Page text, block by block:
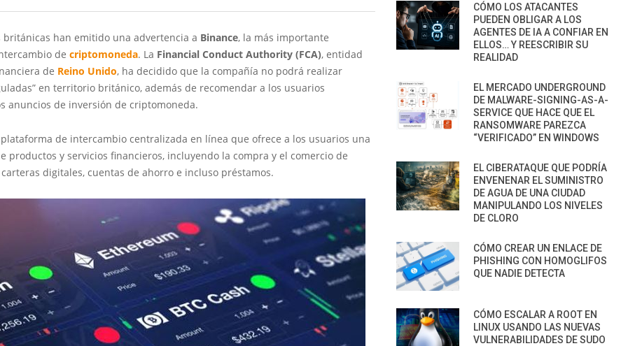
británicas han emitido una advertencia a Binance, la más importante
de criptomoneda. La Financial Conduct Authority (FCA), entidad
de Reino Unido, ha decidido que la compañía no podrá realizar
en territorio británico, además de recomendar a los usuarios
anuncios de inversión de criptomoneda.
de intercambio centralizada en línea que ofrece a los usuarios una
productos y servicios financieros, incluyendo la compra y el comercio de
digitales, cuentas de ahorro e incluso préstamos.
CÓMO LOS ATACANTES
PUEDEN OBLIGAR A LOS
AGENTES DE IA A CONFIAR EN
ELLOS… Y REESCRIBIR SU
REALIDAD
EL MERCADO UNDERGROUND
DE MALWARE-SIGNING-AS-A-
SERVICE QUE HACE QUE EL
RANSOMWARE PAREZCA
“VERIFICADO” EN WINDOWS
EL CIBERATAQUE QUE PODRÍA
ENVENENAR EL SUMINISTRO
DE AGUA DE UNA CIUDAD
MANIPULANDO LOS NIVELES
DE CLORO
CÓMO CREAR UN ENLACE DE
PHISHING CON HOMOGLIFOS
QUE NADIE DETECTA
CÓMO ESCALAR A ROOT EN
LINUX USANDO LAS NUEVAS
VULNERABILIDADES DE SUDO